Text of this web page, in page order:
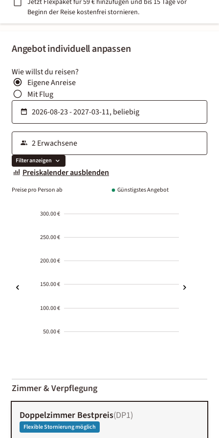
Angebot individuell anpassen
Wie willst du reisen?
Eigene Anreise
Mit Flug
Filter anzeigen
Preiskalender ausblenden
Preise pro Person ab Günstigstes Angebot
300.00 €
250.00 €
200.00 €
150.00 €
100.00 €
50.00 €
01-02
Zimmer & Verpflegung
Doppelzimmer Bestpreis(DP1)
Flexible Stornierung möglich
Beginn der Reise kostenfrei stornieren.